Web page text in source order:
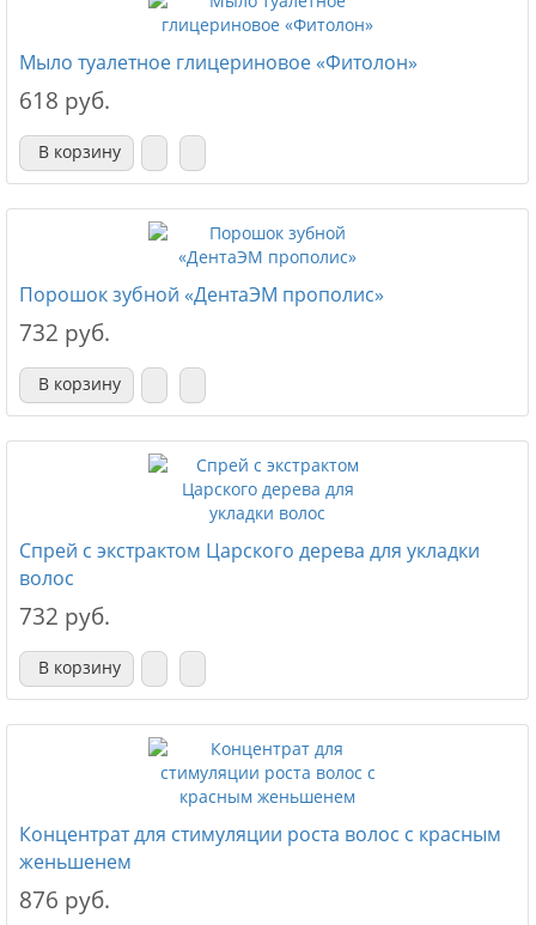
Мыло туалетное глицериновое «Фитолон»
618 руб.
В корзину
Порошок зубной «ДентаЭМ прополис»
732 руб.
В корзину
Спрей с экстрактом Царского дерева для укладки
волос
732 руб.
В корзину
Концентрат для стимуляции роста волос с красным
женьшенем
876 руб.